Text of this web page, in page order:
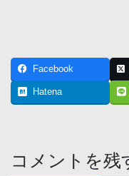
Facebook
Hatena
コメントを残